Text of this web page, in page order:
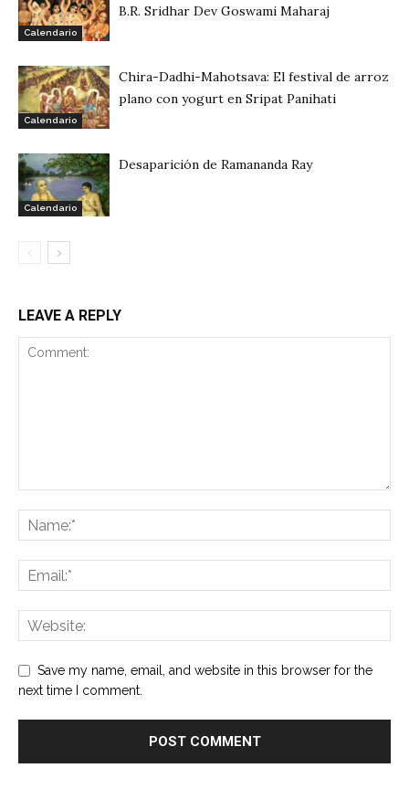
Calendario
B.R. Sridhar Dev Goswami Maharaj
Calendario
Chira-Dadhi-Mahotsava: El festival de arroz
plano con yogurt en Sripat Panihati
Calendario
Desaparición de Ramananda Ray
LEAVE A REPLY
Save my name, email, and website in this browser for the
next time I comment.